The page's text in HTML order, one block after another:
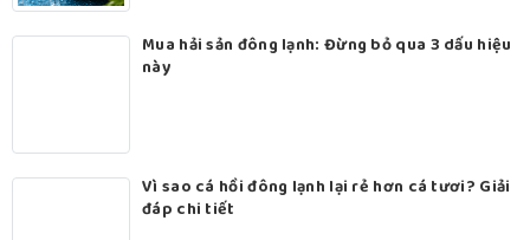
Mua hải sản đông lạnh: Đừng bỏ qua 3 dấu hiệu
này
Vì sao cá hồi đông lạnh lại rẻ hơn cá tươi? Giải
đáp chi tiết